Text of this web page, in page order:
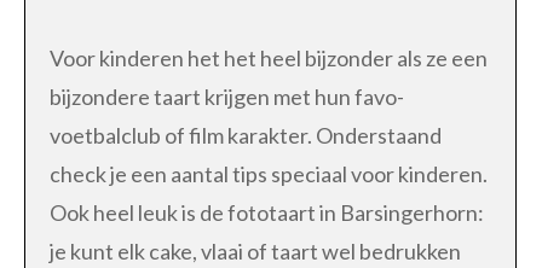
Voor kinderen het het heel bijzonder als ze een
bijzondere taart krijgen met hun favo-
voetbalclub of film karakter. Onderstaand
check je een aantal tips speciaal voor kinderen.
Ook heel leuk is de fototaart in Barsingerhorn:
je kunt elk cake, vlaai of taart wel bedrukken